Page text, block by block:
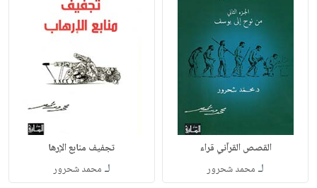
القصص القرآني قراء
لـ محمد شحرور
تجفيف منابع الإرها
لـ محمد شحرور